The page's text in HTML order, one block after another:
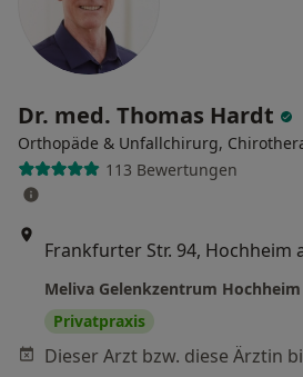
Dr. med. Thomas Hardt
Orthopäde & Unfallchirurg,
113 Bewertungen
Meliva Gelenkzentrum Hochheim
Privatpraxis